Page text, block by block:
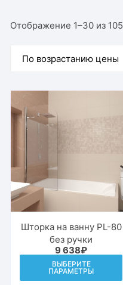
Отображение 1–30 из 105
Шторка на ванну PL-80
без ручки
9 638₽
ВЫБЕРИТЕ
ПАРАМЕТРЫ